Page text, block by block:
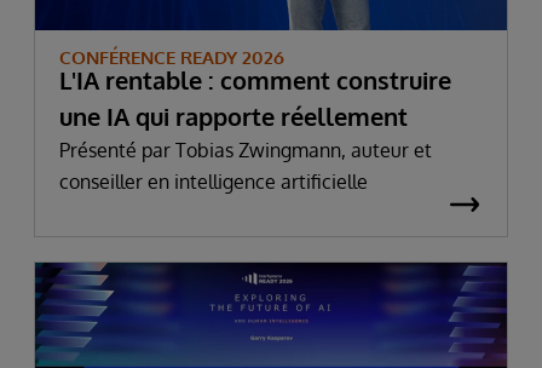
CONFÉRENCE READY 2026
L'IA rentable : comment construire
une IA qui rapporte réellement
Présenté par Tobias Zwingmann, auteur et
conseiller en intelligence artificielle